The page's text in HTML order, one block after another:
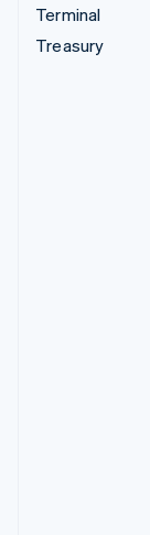
Terminal
Treasury